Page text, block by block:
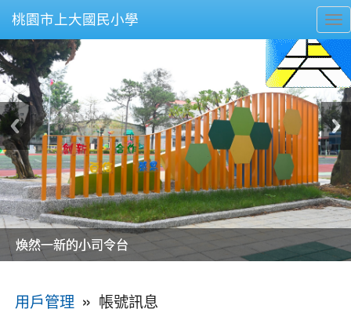
桃園市上大國民小學
美麗的操場是我們活力的來源
美麗的操場是我們活力的來源
煥然一新的小司令台
煥然一新的小司令台
富含桃園埤塘田園風光意象的中廊
富含桃園埤塘田園風光意象的中廊
嶄新的中庭廣場
嶄新的中庭廣場
水生池生生不息
水生池生生不息
用戶管理 » 帳號訊息